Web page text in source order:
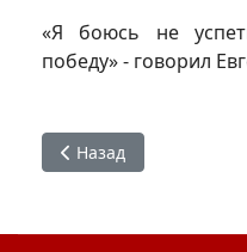
«Я боюсь не
победу» - говорил
Предыдущий:
Назад